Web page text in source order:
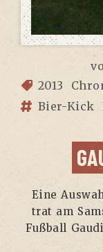
2013
Bier-Kick
Eine
trat am
Fuß­ball